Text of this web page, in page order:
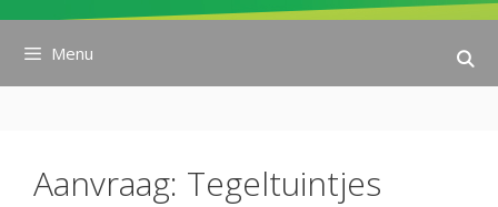
Menu
Aanvraag: Tegeltuintjes